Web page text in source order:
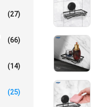
(27)
(66)
(14)
(25)